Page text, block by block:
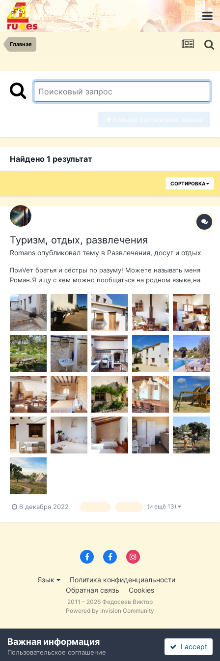
Главная
Найдено 1 результат
СОРТИРОВКА
Туризм, отдых, развлечения
Romans опубликовал тему в Развлечения, досуг и отдых
ПриVeт братья и сёстры по разуму! Можете называть меня
Роман.Я ищу с кем можно пообщаться на родном языке,на
натуропатию и не только на собственном АВАтаре. Прочитал
достаточно литературы по этой теме от натуропатов-
практиков и не толькоЗнаю, как можно...
6 декабря 2022 (и ещё 13)
Язык
Политика конфиденциальности
Обратная связь
Cookies
2011 - 2026 Федосеев Виктор
Powered by Invision Community
Важная информация
Пользовательское соглашение
I accept